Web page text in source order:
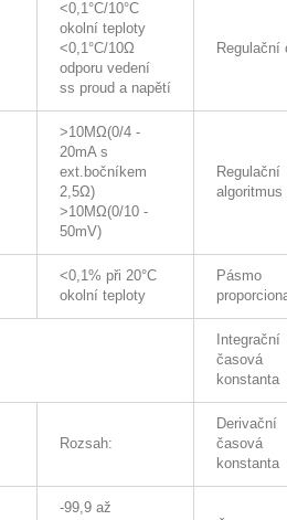
<0,1°C/10°C
okolní teploty
<0,1°C/10Ω
odporu vedení
ss proud a napětí
Regulační
>10MΩ(0/4 -
20mA s
ext.bočníkem
2,5Ω)
>10MΩ(0/10 -
50mV)
Regulační
algoritmus
<0,1% při 20°C
okolní teploty
Pásmo
Integrační
časová
konstanta
Rozsah:
Derivační
časová
konstanta
-99,9 až